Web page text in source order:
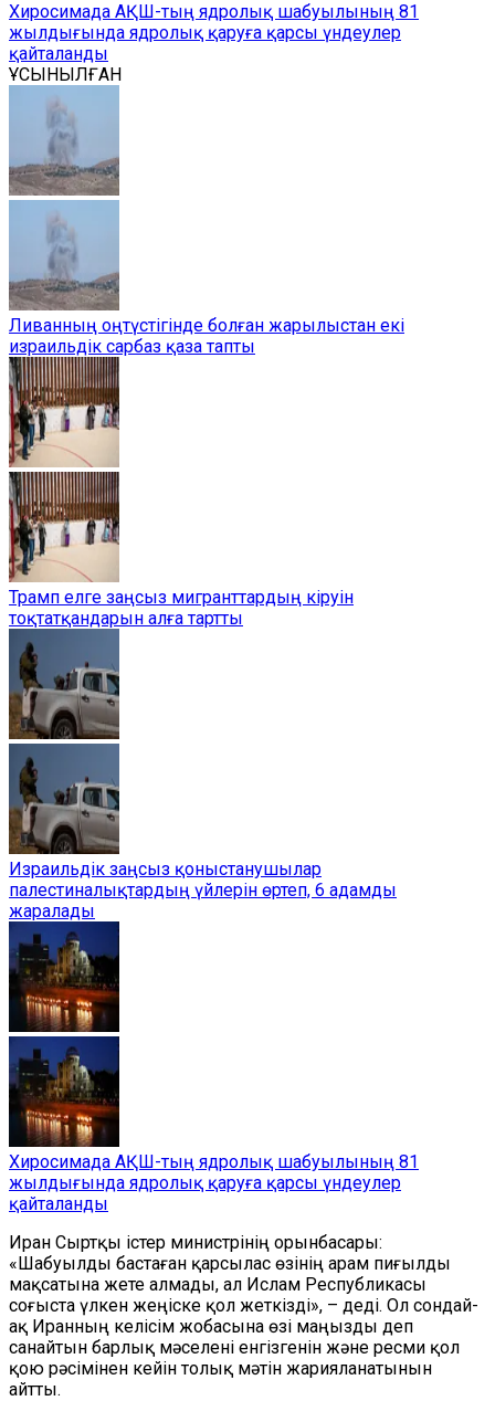
Хиросимада АҚШ-тың ядролық шабуылының 81
жылдығында ядролық қаруға қарсы үндеулер
қайталанды
ҰСЫНЫЛҒАН
Ливанның оңтүстігінде болған жарылыстан екі
израильдік сарбаз қаза тапты
Трамп елге заңсыз мигранттардың кіруін
тоқтатқандарын алға тартты
Израильдік заңсыз қоныстанушылар
палестиналықтардың үйлерін өртеп, 6 адамды
жаралады
Хиросимада АҚШ-тың ядролық шабуылының 81
жылдығында ядролық қаруға қарсы үндеулер
қайталанды
Иран Сыртқы істер министрінің орынбасары:
«Шабуылды бастаған қарсылас өзінің арам пиғылды
мақсатына жете алмады, ал Ислам Республикасы
соғыста үлкен жеңіске қол жеткізді», – деді. Ол сондай-
ақ Иранның келісім жобасына өзі маңызды деп
санайтын барлық мәселені енгізгенін және ресми қол
қою рәсімінен кейін толық мәтін жарияланатынын
айтты.